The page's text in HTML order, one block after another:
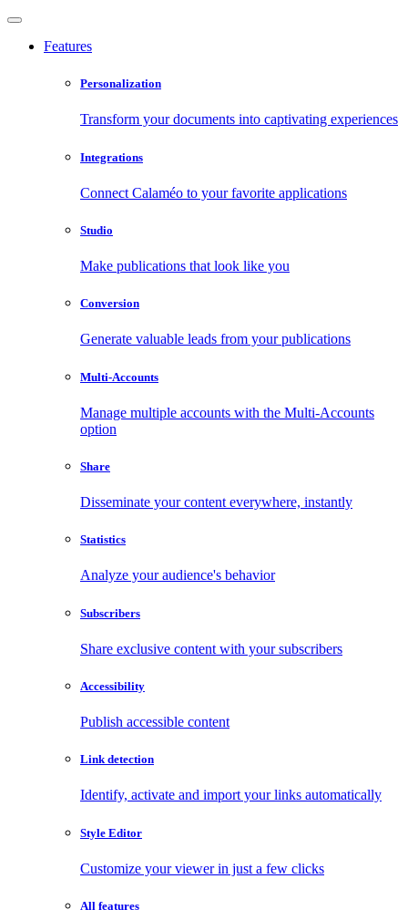
Features
Personalization
Transform your documents into captivating experiences
Integrations
Connect Calaméo to your favorite applications
Studio
Make publications that look like you
Conversion
Generate valuable leads from your publications
Multi-Accounts
Manage multiple accounts with the Multi-Accounts
option
Share
Disseminate your content everywhere, instantly
Statistics
Analyze your audience's behavior
Subscribers
Share exclusive content with your subscribers
Accessibility
Publish accessible content
Link detection
Identify, activate and import your links automatically
Style Editor
Customize your viewer in just a few clicks
All features